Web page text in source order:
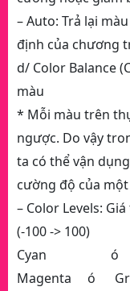
– Auto: Trả lại
định của chương
d/ Color Balance
màu
* Mỗi màu trên
ngược. Do vậy
ta có thể vận
cường độ của
– Color Levels:
(-100 -> 100)
Cyan ó
Magenta ó